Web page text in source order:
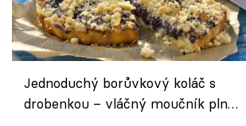
Jednoduchý borůvkový koláč s
drobenkou – vláčný moučník plný